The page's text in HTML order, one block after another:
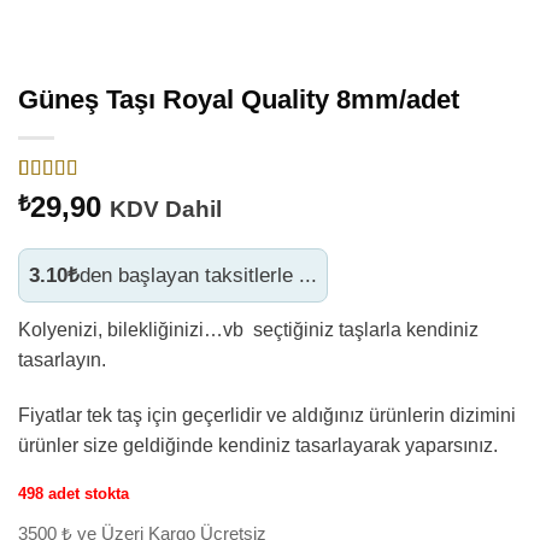
- ÜRÜN ALIM LİMİTİ MİNİMUM 0 ₺ + KARGO ÜCRETİDİR
- KAPIDA ÖDEME ALIM LİMİTİ MİNİMUM 900 ₺ + KARGO
TIKLAYINIZ
Güneş Taşı Royal Quality 8mm/adet
1
müşteri
puanına
üzerinden5
puan aldı
₺29,90 KDV Dahil
3.10₺den başlayan taksitlerle ...
Kolyenizi, bilekliğinizi…vb seçtiğiniz taşlarla kendiniz
tasarlayın.
Fiyatlar tek taş için geçerlidir ve aldığınız ürünlerin dizimini
ürünler size geldiğinde kendiniz tasarlayarak yaparsınız.
498 adet stokta
3500 ₺ ve Üzeri Kargo Ücretsiz